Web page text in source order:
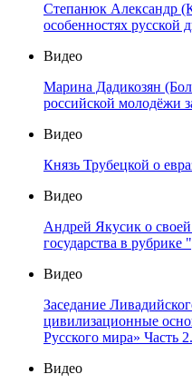
Степанюк Александр
особенностях русской
Видео
Марина Дадикозян
российской молодёжи
Видео
Князь Трубецкой о
Видео
Андрей Якусик о
государства в
Видео
Заседание
цивилизационные
Русского мира» Часть 2.
Видео